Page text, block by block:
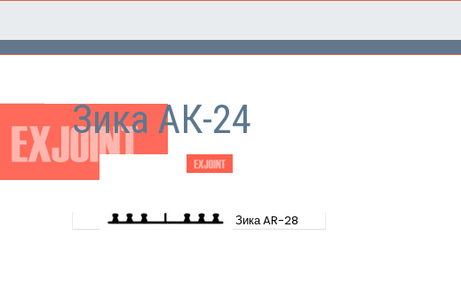
Зика АК-24
Зика AR-28